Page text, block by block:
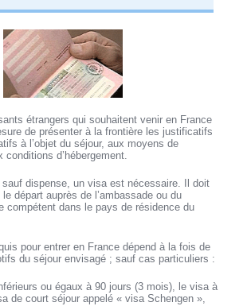
étrangers qui souhaitent venir en France
de présenter à la frontière les justificatifs
à l’objet du séjour, aux moyens de
d’hébergement.
sauf dispense, un visa est nécessaire. Il doit
départ auprès de l’ambassade ou du
compétent dans le pays de résidence du
pour entrer en France dépend à la fois de
du séjour envisagé ; sauf cas particuliers :
ou égaux à 90 jours (3 mois), le visa à
de court séjour appelé « visa Schengen »,